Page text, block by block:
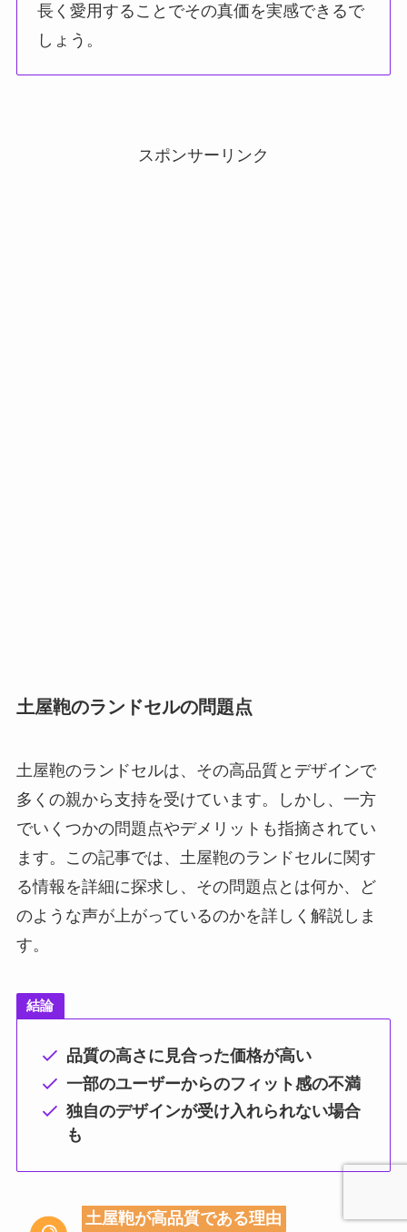
長く愛用することでその真価を実感できるで
しょう。
スポンサーリンク
土屋鞄のランドセルの問題点
土屋鞄のランドセルは、その高品質とデザインで
多くの親から支持を受けています。しかし、一方
でいくつかの問題点やデメリットも指摘されてい
ます。この記事では、土屋鞄のランドセルに関す
る情報を詳細に探求し、その問題点とは何か、ど
のような声が上がっているのかを詳しく解説しま
す。
結論
品質の高さに見合った価格が高い
一部のユーザーからのフィット感の不満
独自のデザインが受け入れられない場合
も
土屋鞄が高品質である理由